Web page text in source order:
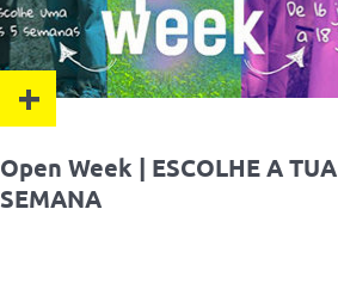
+
Open Week | ESCOLHE A TUA
SEMANA